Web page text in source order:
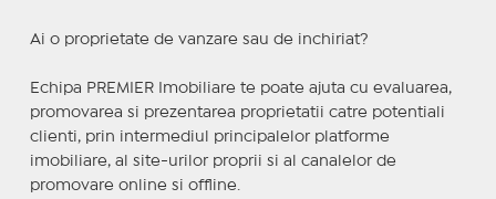
Ai o proprietate de vanzare sau de inchiriat?
Echipa PREMIER Imobiliare te poate ajuta cu evaluarea,
promovarea si prezentarea proprietatii catre potentiali
clienti, prin intermediul principalelor platforme
imobiliare, al site-urilor proprii si al canalelor de
promovare online si offline.